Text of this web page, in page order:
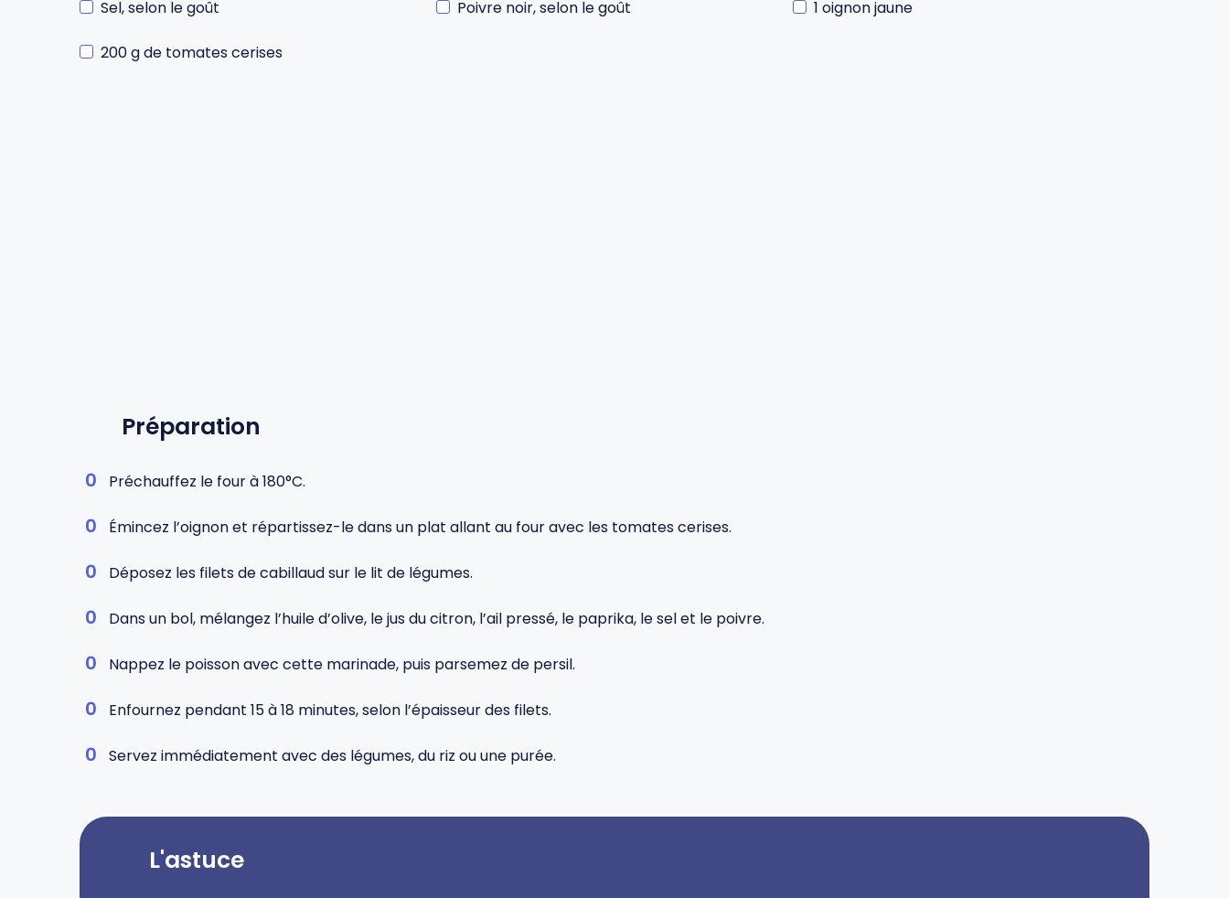
Couteaux tartineurs
Sel, selon le goût Poivre noir, selon le goût 1 oignon jaune
200 g de tomates cerises
Préparation
Préchauffez le four à 180°C.
Émincez l’oignon et répartissez-le dans un plat allant au four avec les tomates cerises.
Déposez les filets de cabillaud sur le lit de légumes.
Dans un bol, mélangez l’huile d’olive, le jus du citron, l’ail pressé, le paprika, le sel et le poivre.
Nappez le poisson avec cette marinade, puis parsemez de persil.
Enfournez pendant 15 à 18 minutes, selon l’épaisseur des filets.
Servez immédiatement avec des légumes, du riz ou une purée.
L'astuce